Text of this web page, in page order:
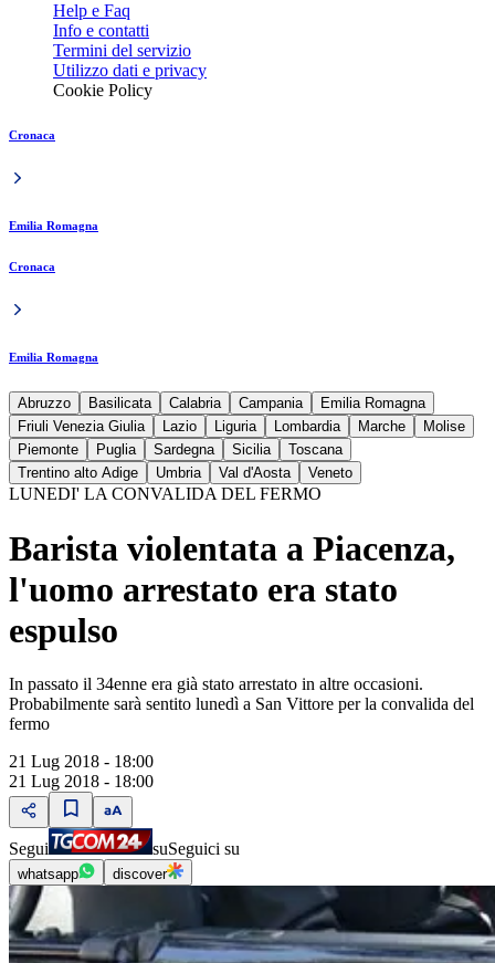
Help e Faq
Info e contatti
Termini del servizio
Utilizzo dati e privacy
Cookie Policy
Cronaca
Emilia Romagna
Cronaca
Emilia Romagna
Abruzzo Basilicata Calabria Campania
Emilia Romagna
Friuli Venezia Giulia
Lazio Liguria Lombardia Marche
Molise
Piemonte
Puglia Sardegna Sicilia
Toscana
Trentino alto Adige
Umbria Val d'Aosta Veneto
LUNEDI' LA CONVALIDA DEL FERMO
Barista violentata a Piacenza,
l'uomo arrestato era stato
espulso
In passato il 34enne era già stato arrestato in altre occasioni.
Probabilmente sarà sentito lunedì a San Vittore per la convalida del
fermo
21 Lug 2018 - 18:00
21 Lug 2018 - 18:00
Segui suSeguici su
whatsapp discover